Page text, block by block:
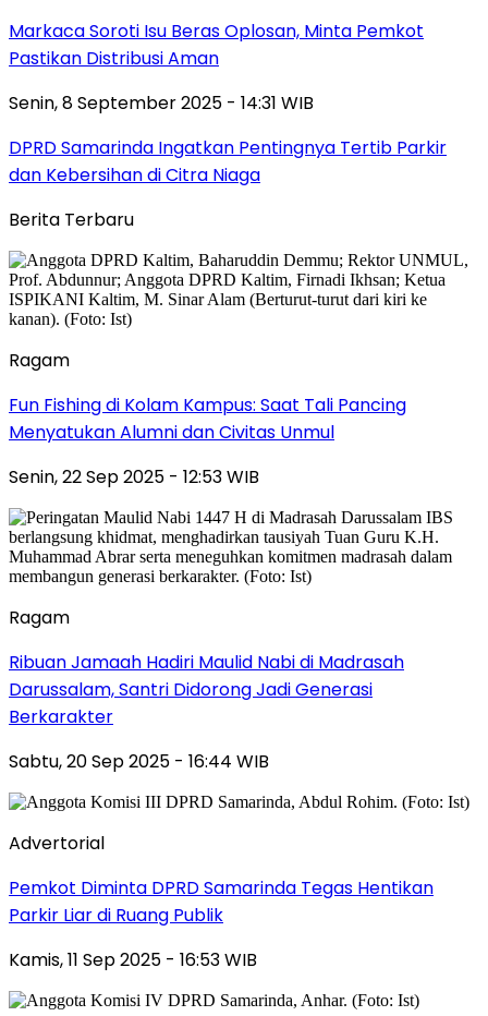
Markaca Soroti Isu Beras Oplosan, Minta Pemkot
Pastikan Distribusi Aman
Senin, 8 September 2025 - 14:31 WIB
DPRD Samarinda Ingatkan Pentingnya Tertib Parkir
dan Kebersihan di Citra Niaga
Berita Terbaru
Ragam
Fun Fishing di Kolam Kampus: Saat Tali Pancing
Menyatukan Alumni dan Civitas Unmul
Senin, 22 Sep 2025 - 12:53 WIB
Ragam
Ribuan Jamaah Hadiri Maulid Nabi di Madrasah
Darussalam, Santri Didorong Jadi Generasi
Berkarakter
Sabtu, 20 Sep 2025 - 16:44 WIB
Advertorial
Pemkot Diminta DPRD Samarinda Tegas Hentikan
Parkir Liar di Ruang Publik
Kamis, 11 Sep 2025 - 16:53 WIB